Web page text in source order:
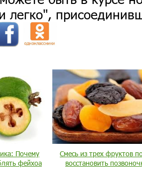
легко",
Почему
фейхоа
Смесь из трех фруктов
восстановить